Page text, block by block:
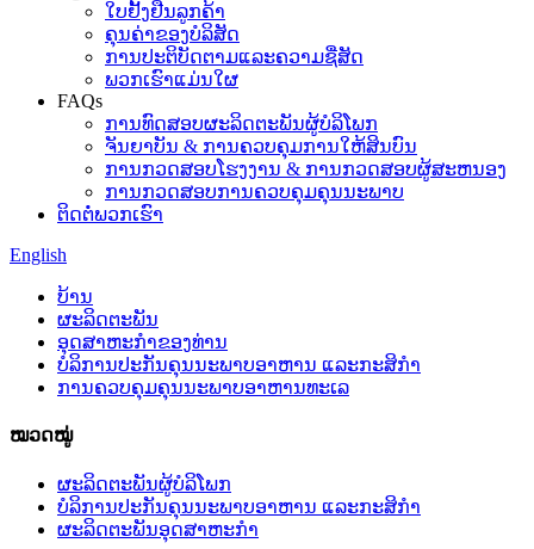
ໃບຢັ້ງຢືນລູກຄ້າ
ຄຸນຄ່າຂອງບໍລິສັດ
ການປະຕິບັດຕາມແລະຄວາມຊື່ສັດ
ພວກເຮົາແມ່ນໃຜ
FAQs
ການທົດສອບຜະລິດຕະພັນຜູ້ບໍລິໂພກ
ຈັນຍາບັນ & ການຄວບຄຸມການໃຫ້ສິນບົນ
ການກວດສອບໂຮງງານ & ການກວດສອບຜູ້ສະຫນອງ
ການກວດສອບການຄວບຄຸມຄຸນນະພາບ
ຕິດຕໍ່ພວກເຮົາ
English
ບ້ານ
ຜະລິດຕະພັນ
ອຸດ​ສາ​ຫະ​ກໍາ​ຂອງ​ທ່ານ​
ບໍລິການປະກັນຄຸນນະພາບອາຫານ ແລະກະສິກຳ
ການຄວບຄຸມຄຸນນະພາບອາຫານທະເລ
ໝວດໝູ່
ຜະລິດຕະພັນຜູ້ບໍລິໂພກ
ບໍລິການປະກັນຄຸນນະພາບອາຫານ ແລະກະສິກຳ
ຜະລິດຕະພັນອຸດສາຫະກໍາ